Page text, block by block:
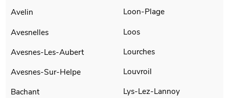
Avelin
Avesnelles
Avesnes-Les-Aubert
Avesnes-Sur-Helpe
Bachant
Loon-Plage
Loos
Lourches
Louvroil
Lys-Lez-Lannoy